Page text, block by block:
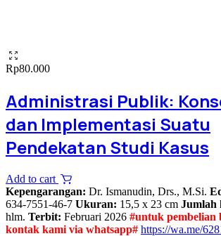
Rp80.000
Administrasi Publik:
dan Implementasi Suatu
Pendekatan Studi Kasus
Add to cart
Kepengarangan: Dr. Ismanudin, Drs., M.Si.
634-7551-46-7 Ukuran: 15,5 x 23 cm Jumlah
hlm. Terbit: Februari 2026 #untuk pembelian
kontak kami via whatsapp# https://wa.me/